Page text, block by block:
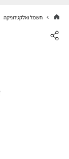
חשמל ואלקטרוניקה